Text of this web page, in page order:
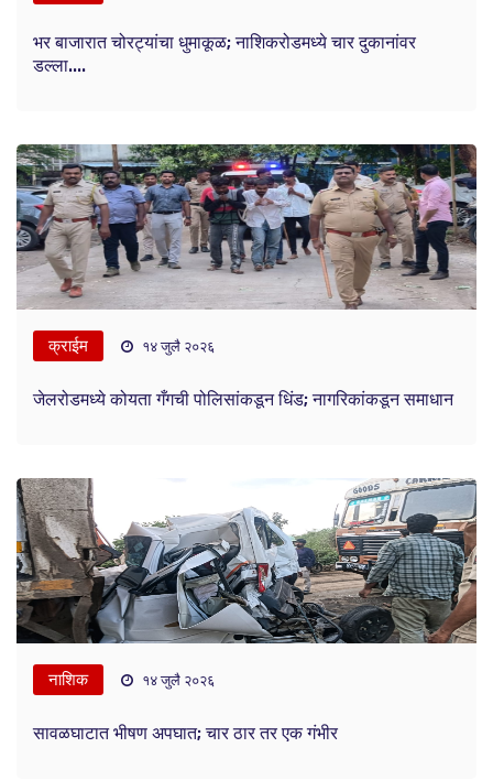
भर बाजारात चोरट्यांचा धुमाकूळ; नाशिकरोडमध्ये चार दुकानांवर
डल्ला....
क्राईम १४ जुलै २०२६
जेलरोडमध्ये कोयता गँगची पोलिसांकडून धिंड; नागरिकांकडून समाधान
नाशिक १४ जुलै २०२६
सावळघाटात भीषण अपघात; चार ठार तर एक गंभीर